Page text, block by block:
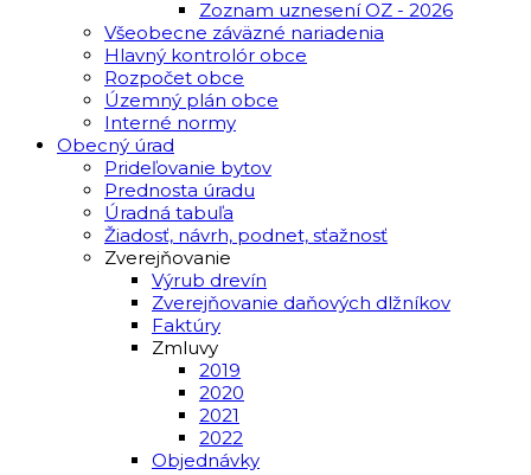
Zoznam uznesení OZ - 2026
Všeobecne záväzné nariadenia
Hlavný kontrolór obce
Rozpočet obce
Územný plán obce
Interné normy
Obecný úrad
Prideľovanie bytov
Prednosta úradu
Úradná tabuľa
Žiadosť, návrh, podnet, sťažnosť
Zverejňovanie
Výrub drevín
Zverejňovanie daňových dlžníkov
Faktúry
Zmluvy
2019
2020
2021
2022
Objednávky